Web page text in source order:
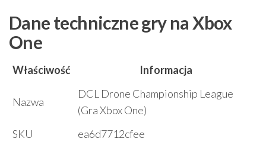
Dane techniczne gry na Xbox
One
Właściwość Informacja
Nazwa
DCL Drone Championship League
(Gra Xbox One)
SKU
ea6d7712cfee